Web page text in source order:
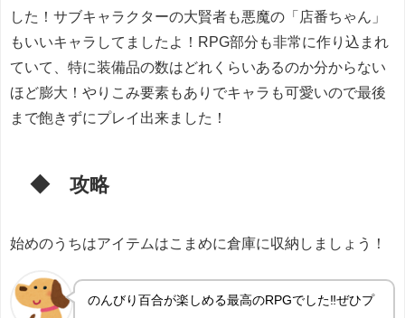
した！サブキャラクターの大賢者も悪魔の「店番ちゃん」
もいいキャラしてましたよ！RPG部分も非常に作り込まれ
ていて、特に装備品の数はどれくらいあるのか分からない
ほど膨大！やりこみ要素もありでキャラも可愛いので最後
まで飽きずにプレイ出来ました！
◆ 攻略
始めのうちはアイテムはこまめに倉庫に収納しましょう！
のんびり百合が楽しめる最高のRPGでした‼ぜひプ